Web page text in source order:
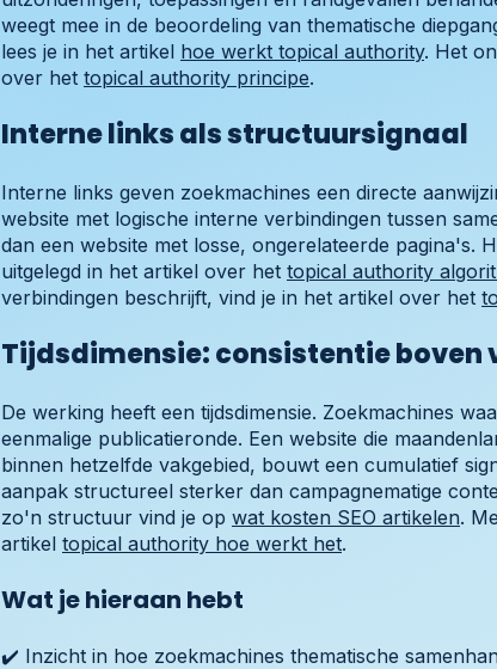
weegt mee in de beoordeling van thematische
lees je in het artikel hoe werkt topical authority. Het
over het topical authority principe.
Interne links als structuursignaal
Interne links geven zoekmachines een directe
website met logische interne verbindingen tussen
dan een website met losse, ongerelateerde pagina's.
uitgelegd in het artikel over het topical authority
verbindingen beschrijft, vind je in het artikel over het
Tijdsdimensie: consistentie boven
De werking heeft een tijdsdimensie. Zoekmachines
eenmalige publicatieronde. Een website die
binnen hetzelfde vakgebied, bouwt een cumulatief
aanpak structureel sterker dan campagnematige
zo'n structuur vind je op wat kosten SEO artikelen.
artikel topical authority hoe werkt het.
Wat je hieraan hebt
✔️ Inzicht in hoe zoekmachines thematische